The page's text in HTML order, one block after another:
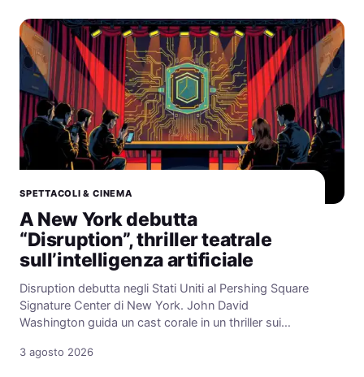
SPETTACOLI & CINEMA
A New York debutta
“Disruption”, thriller teatrale
sull’intelligenza artificiale
Disruption debutta negli Stati Uniti al Pershing Square
Signature Center di New York. John David
Washington guida un cast corale in un thriller sui…
3 agosto 2026